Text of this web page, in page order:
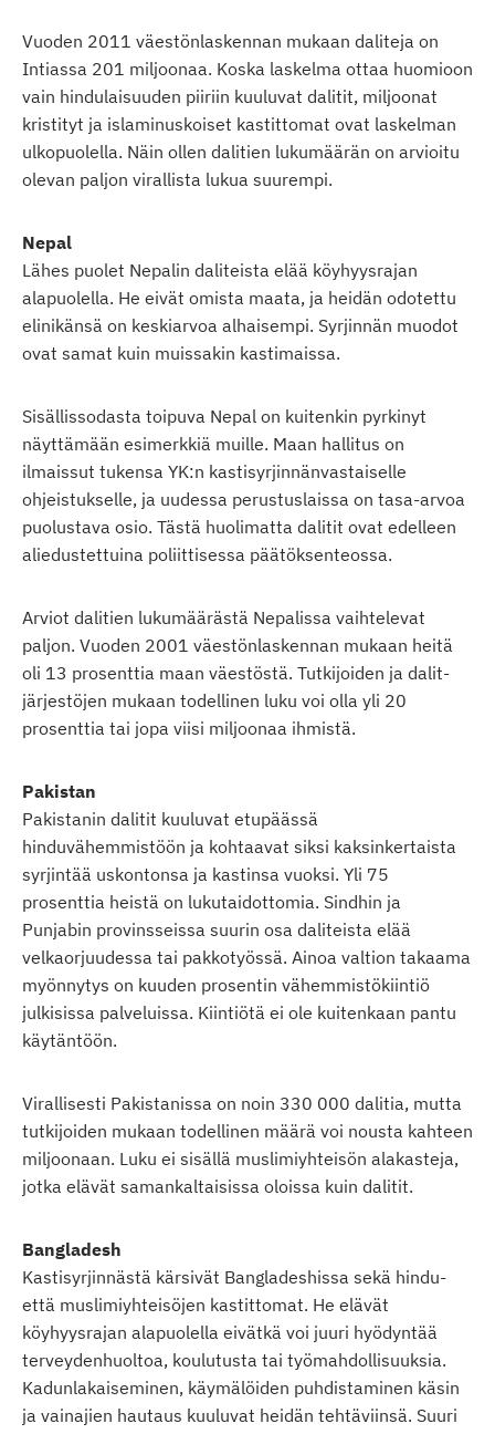
Vuoden 2011 väestönlaskennan mukaan daliteja on
Intiassa 201 miljoonaa. Koska laskelma ottaa huomioon
vain hindulaisuuden piiriin kuuluvat dalitit, miljoonat
kristityt ja islaminuskoiset kastittomat ovat laskelman
ulkopuolella. Näin ollen dalitien lukumäärän on arvioitu
olevan paljon virallista lukua suurempi.
Nepal
Lähes puolet Nepalin daliteista elää köyhyysrajan
alapuolella. He eivät omista maata, ja heidän odotettu
elinikänsä on keskiarvoa alhaisempi. Syrjinnän muodot
ovat samat kuin muissakin kastimaissa.
Sisällissodasta toipuva Nepal on kuitenkin pyrkinyt
näyttämään esimerkkiä muille. Maan hallitus on
ilmaissut tukensa YK:n kastisyrjinnänvastaiselle
ohjeistukselle, ja uudessa perustuslaissa on tasa-arvoa
puolustava osio. Tästä huolimatta dalitit ovat edelleen
aliedustettuina poliittisessa päätöksenteossa.
Arviot dalitien lukumäärästä Nepalissa vaihtelevat
paljon. Vuoden 2001 väestönlaskennan mukaan heitä
oli 13 prosenttia maan väestöstä. Tutkijoiden ja dalit-
järjestöjen mukaan todellinen luku voi olla yli 20
prosenttia tai jopa viisi miljoonaa ihmistä.
Pakistan
Pakistanin dalitit kuuluvat etupäässä
hinduvähemmistöön ja kohtaavat siksi kaksinkertaista
syrjintää uskontonsa ja kastinsa vuoksi. Yli 75
prosenttia heistä on lukutaidottomia. Sindhin ja
Punjabin provinsseissa suurin osa daliteista elää
velkaorjuudessa tai pakkotyössä. Ainoa valtion takaama
myönnytys on kuuden prosentin vähemmistökiintiö
julkisissa palveluissa. Kiintiötä ei ole kuitenkaan pantu
käytäntöön.
Virallisesti Pakistanissa on noin 330 000 dalitia, mutta
tutkijoiden mukaan todellinen määrä voi nousta kahteen
miljoonaan. Luku ei sisällä muslimiyhteisön alakasteja,
jotka elävät samankaltaisissa oloissa kuin dalitit.
Bangladesh
Kastisyrjinnästä kärsivät Bangladeshissa sekä hindu-
että muslimiyhteisöjen kastittomat. He elävät
köyhyysrajan alapuolella eivätkä voi juuri hyödyntää
terveydenhuoltoa, koulutusta tai työmahdollisuuksia.
Kadunlakaiseminen, käymälöiden puhdistaminen käsin
ja vainajien hautaus kuuluvat heidän tehtäviinsä. Suuri